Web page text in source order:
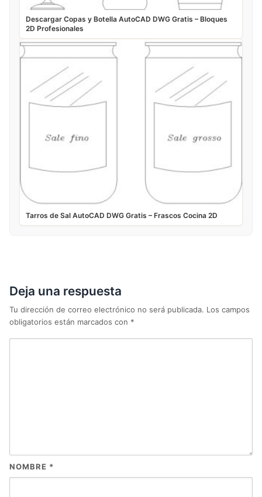
Descargar Copas y Botella AutoCAD DWG Gratis – Bloques
2D Profesionales
Tarros de Sal AutoCAD DWG Gratis – Frascos Cocina 2D
Deja una respuesta
Tu dirección de correo electrónico no será publicada. Los campos
obligatorios están marcados con *
NOMBRE *